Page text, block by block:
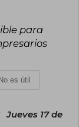
para
es útil
Jueves 17 de